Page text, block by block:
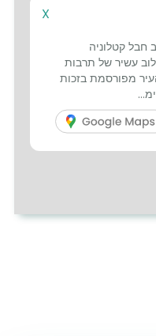
X
חבל קטלוניה
עשיר של תרבות
מפורסמת בזכות